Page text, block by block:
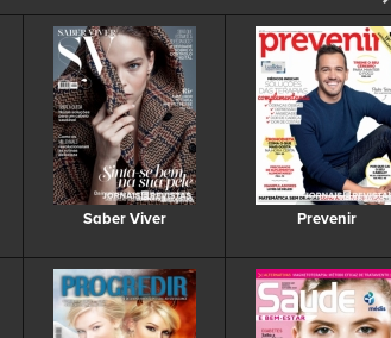
Saber Viver Prevenir